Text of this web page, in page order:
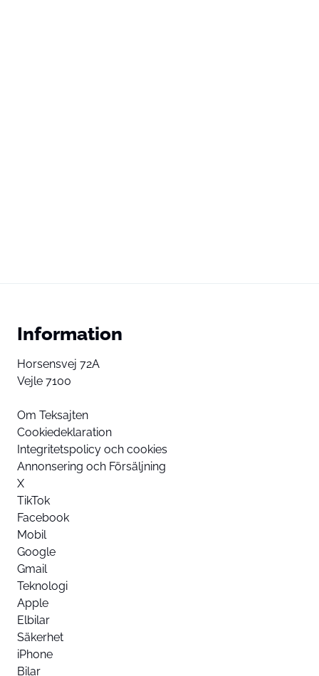
Information
Horsensvej 72A
Vejle 7100
Om Teksajten
Cookiedeklaration
Integritetspolicy och cookies
Annonsering och Försäljning
X
TikTok
Facebook
Mobil
Google
Gmail
Teknologi
Apple
Elbilar
Säkerhet
iPhone
Bilar